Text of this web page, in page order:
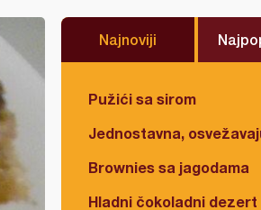
Najnoviji
Pužići sa sirom
Jednostavna,
Brownies sa jagodama
Hladni čokoladni dezert